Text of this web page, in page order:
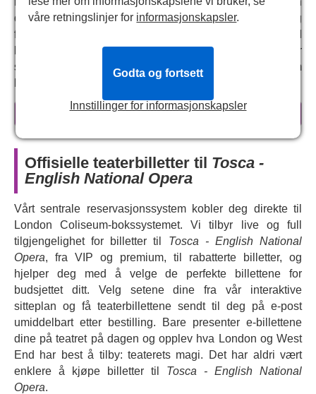
den korrupte politisjefen Scarpi er like etter dem og
forvandler musikkens sted til et sted for frykt og vold. I
løpet av en enkelt natt blir Tosca tvunget til å kjempe for
sin kjærlighet, sin ære og sitt liv, i en gripende historie om
kjærlighetens og kunstens varige kraft til å trosse tyranni.
Etter suksessen med «Dead Man Walking
» i 2025,
gjenskaper ENOs kunstneriske leder
Annilese
MiskimmonPuccinis tidløse opera i en moderne setting,
og utforsker kunsten å være motstandsdyktig og
kjærlighet i møte med politisk sensur. Opplev denne
spennende operaen i et helt nytt lys i denne gripende nye
produksjonen som føles presserende relevant for den
moderne tidsalder. Med noen av Puccinis mest berømte
arier, inkludert «Vissi d'arte» (Kjærlighet og musikk) og
«E lucevan le stelle, d'arte» (Med stjernene som skinner
sterkt), er den ikoniske musikken et fantastisk
akkompagnement til en fartsfylt og nervepirrende historie
om å trosse undertrykkelse. Den internasjonalt anerkjente
Grammy-vinnerenAxelle Fanyodebuterer i ENO som
Tosca, med sin elsker Cavaradossi spilt av tenoren
Chaz'men Williams-Aliog den sadistiske politisjefen
Scarpia spilt av
Christopher Purves og senereCraig
Colclough
les mer
Offisielle teaterbilletter til Tosca -
English National Opera
Vårt sentrale reservasjonssystem kobler deg direkte til
London Coliseum-bokssystemet. Vi tilbyr live og full
tilgjengelighet for billetter til Tosca - English National
Opera, fra VIP og premium, til rabatterte billetter, og
hjelper deg med å velge de perfekte billettene for
budsjettet ditt. Velg setene dine fra vår interaktive
sitteplan og få teaterbillettene sendt til deg på e-post
umiddelbart etter bestilling. Bare presenter e-billettene
dine på teatret på dagen og opplev hva London og West
End har best å tilby: teaterets magi. Det har aldri vært
enklere å kjøpe billetter til Tosca - English National
Opera.
våre retningslinjer for informasjonskapsler.
Innstillinger for informasjonskapsler
Godta og fortsett